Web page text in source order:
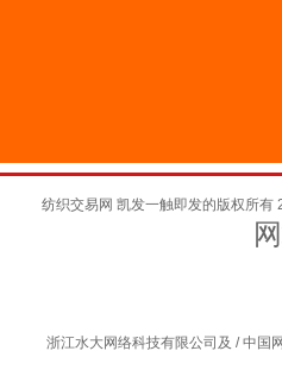
纺织交易网 凯发一触即发的版权所有
浙江水大网络科技有限公司及 / 中